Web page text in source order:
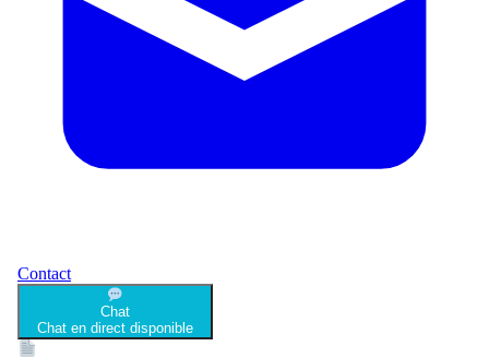
Contact
Chat
Chat en direct disponible